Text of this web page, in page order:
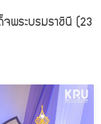
พระบรมราชินี (23